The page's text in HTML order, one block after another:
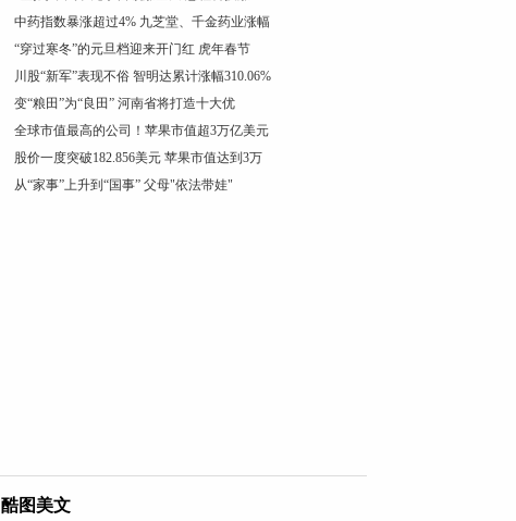
中药指数暴涨超过4% 九芝堂、千金药业涨幅
“穿过寒冬”的元旦档迎来开门红 虎年春节
川股“新军”表现不俗 智明达累计涨幅310.06%
变“粮田”为“良田” 河南省将打造十大优
全球市值最高的公司！苹果市值超3万亿美元
股价一度突破182.856美元 苹果市值达到3万
从“家事”上升到“国事” 父母"依法带娃"
酷图美文